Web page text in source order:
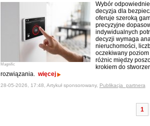
Magnific
Wybór
decyzja dla
oferuje szeroką
precyzyjne
indywidualnych
decyzji wymaga
nieruchomości,
oczekiwany
różnic między
krokiem do
rozwiązania. więcej
28-05-2026, 17:48, Artykuł sponsorowany, Publikacja_partnera
1